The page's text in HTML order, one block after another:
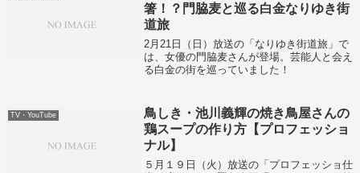
箸！？門脇麦と巡る白金なりゆき街
道旅
2月21日（日）放送の「なりゆき街道旅」で
は、女優の門脇麦さんが登場。芸能人と会え
る白金の街を巡っていました！
TV・YouTube
鳥しき・池川義輝の焼き鳥屋さんの
鶏スープの作り方【プロフェッショ
ナル】
５月１９日（火）放送の「プロフェッショ仕